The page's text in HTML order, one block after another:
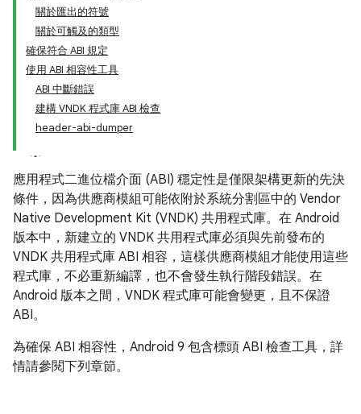
關於匯出的符號
關於可觸及的類型
確保符合 ABI 規定
使用 ABI 相容性工具
ABI 中斷錯誤
建構 VNDK 程式庫 ABI 檢查
header-abi-dumper
應用程式二進位檔介面 (ABI) 穩定性是僅限架構更新的先決
條件，因為供應商模組可能依附於系統分割區中的 Vendor
Native Development Kit (VNDK) 共用程式庫。在 Android
版本中，新建立的 VNDK 共用程式庫必須與先前發布的
VNDK 共用程式庫 ABI 相容，這樣供應商模組才能使用這些
程式庫，不必重新編譯，也不會發生執行階段錯誤。在
Android 版本之間，VNDK 程式庫可能會變更，且不保證
ABI。
為確保 ABI 相容性，Android 9 包含標頭 ABI 檢查工具，詳
情請參閱下列章節。